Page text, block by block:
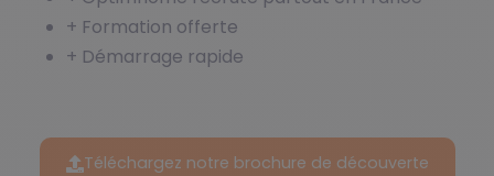
+ Formation offerte
+ Démarrage rapide
Téléchargez notre brochure de découverte